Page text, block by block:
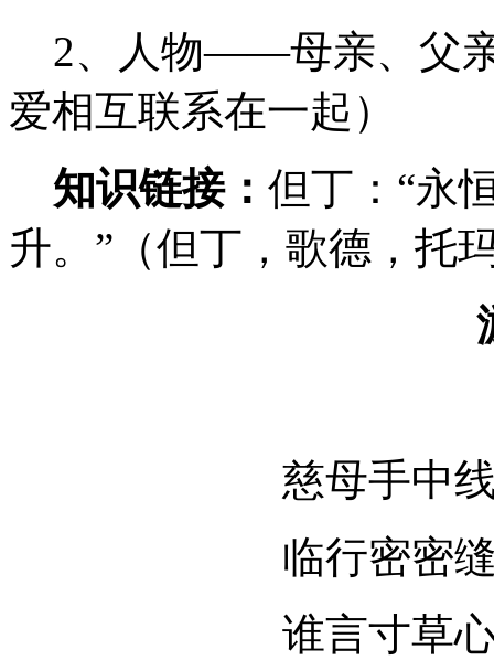
2、人物——母亲、父亲
爱相互联系在一起）
知识链接： 但丁：“永
升。”（但丁，歌德，托
慈母手中
临行密密
谁言寸草